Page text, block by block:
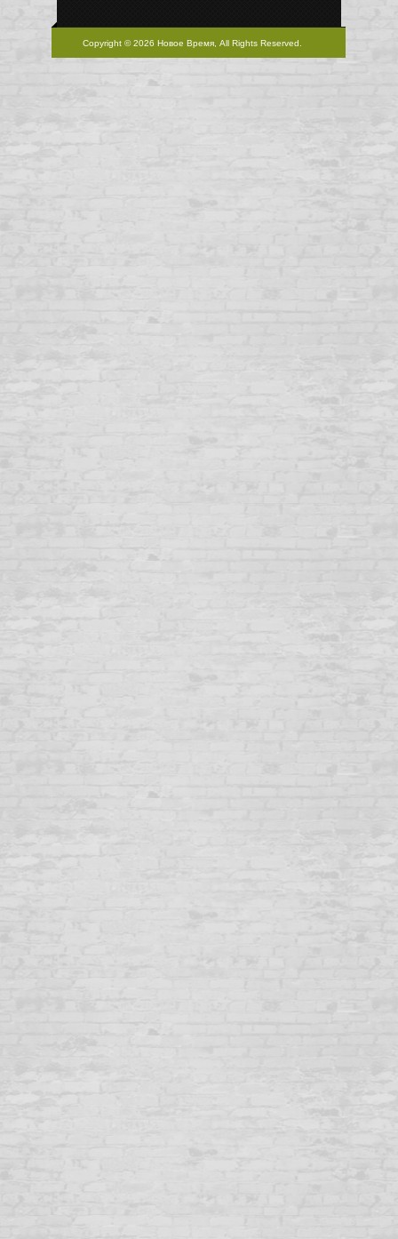
Copyright © 2026 Новое Время, All Rights Reserved.